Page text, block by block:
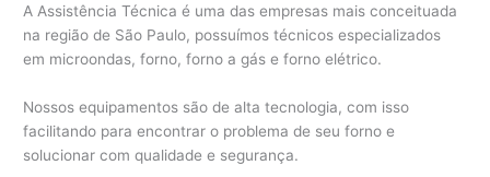
A Assistência Técnica é uma das empresas mais conceituada
na região de São Paulo, possuímos técnicos especializados
em microondas, forno, forno a gás e forno elétrico.
Nossos equipamentos são de alta tecnologia, com isso
facilitando para encontrar o problema de seu forno e
solucionar com qualidade e segurança.